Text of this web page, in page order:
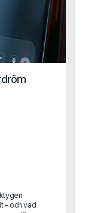
– och vad